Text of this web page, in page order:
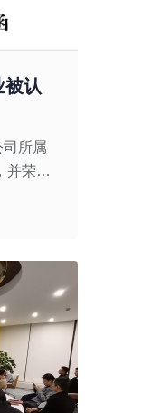
认
所属
并荣获
先后